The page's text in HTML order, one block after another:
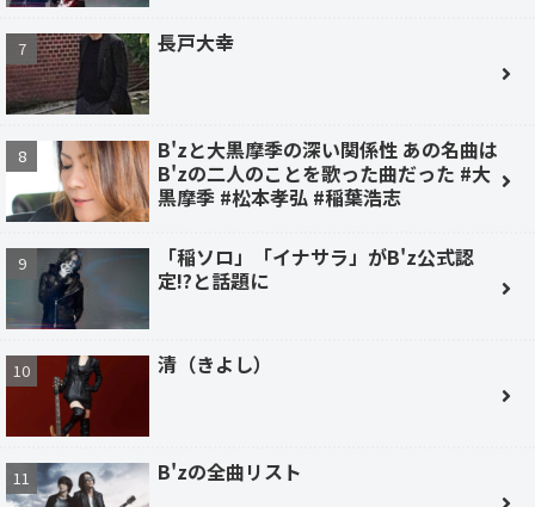
長戸大幸
B'zと大黒摩季の深い関係性 あの名曲は
B'zの二人のことを歌った曲だった #大
黒摩季 #松本孝弘 #稲葉浩志
「稲ソロ」「イナサラ」がB'z公式認
定!?と話題に
清（きよし）
B'zの全曲リスト